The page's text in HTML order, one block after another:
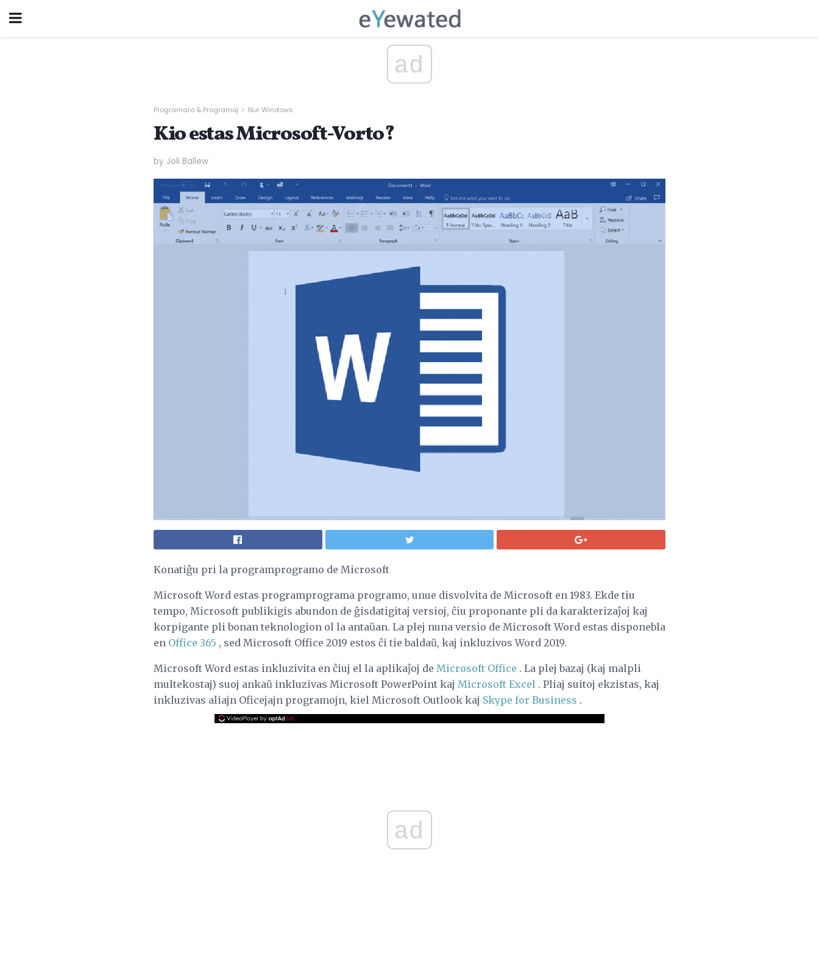
ad
Programaro & Programoj Nur Windows
Kio estas Microsoft-Vorto?
by Joli Ballew
Konatiĝu pri la programprogramo de Microsoft
Microsoft Word estas programprograma programo, unue disvolvita de Microsoft en 1983. Ekde tiu
tempo, Microsoft publikigis abundon de ĝisdatigitaj versioj, ĉiu proponante pli da karakterizaĵoj kaj
korpigante pli bonan teknologion ol la antaŭan. La plej nuna versio de Microsoft Word estas disponebla
en Office 365 , sed Microsoft Office 2019 estos ĉi tie baldaŭ, kaj inkluzivos Word 2019.
Microsoft Word estas inkluzivita en ĉiuj el la aplikaĵoj de Microsoft Office . La plej bazaj (kaj malpli
multekostaj) suoj ankaŭ inkluzivas Microsoft PowerPoint kaj Microsoft Excel . Pliaj suitoj ekzistas, kaj
inkluzivas aliajn Oficejajn programojn, kiel Microsoft Outlook kaj Skype for Business .
ad